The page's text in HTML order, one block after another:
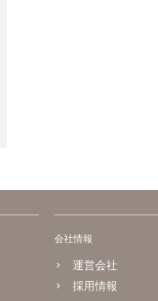
会社情報
運営会社
採用情報